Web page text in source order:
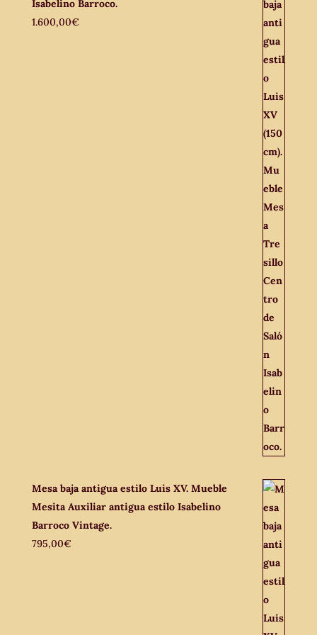
Isabelino Barroco.
1.600,00€
Mesa baja antigua estilo Luis XV. Mueble
Mesita Auxiliar antigua estilo Isabelino
Barroco Vintage.
795,00€